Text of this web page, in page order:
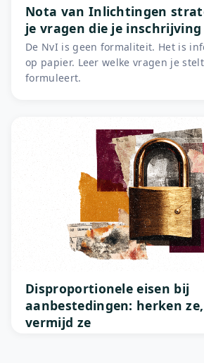
Nota van Inlichtingen
je vragen die je
De NvI is geen formaliteit. Het is
op papier. Leer welke vragen je
formuleert.
Disproportionele eisen bij
aanbestedingen: herken
vermijd ze